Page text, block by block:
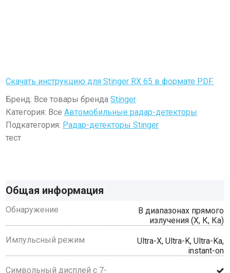
Скачать инструкцию для Stinger RX 65 в формате PDF.
Бренд: Все товары брендаStinger
Категория: ВсеАвтомобильные радар-детекторы
Подкатегория: Радар-детекторы Stinger
тест
Общая информация
Обнаружение
В диапазонах прямого
излучения (Х, К, Ка)
Импульсный режим
Ultra-X, Ultra-K, Ultra-Ka,
instant-on
Символьный дисплей с 7-